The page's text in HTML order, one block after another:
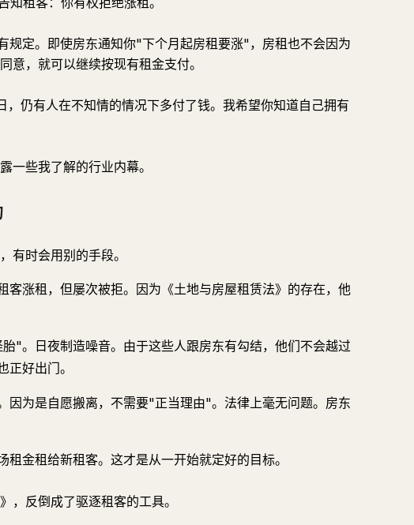
规定。即使房东通知你"下个月起房租要涨"，房租也不会因为
意，就可以继续按现有租金支付。
仍有人在不知情的情况下多付了钱。我希望你知道自己拥有
一些我了解的行业内幕。
有时会用别的手段。
客涨租，但屡次被拒。因为《土地与房屋租赁法》的存在，他
"。日夜制造噪音。由于这些人跟房东有勾结，他们不会越过
好出门。
因为是自愿搬离，不需要"正当理由"。法律上毫无问题。房东
金租给新租客。这才是从一开始就定好的目标。
，反倒成了驱逐租客的工具。